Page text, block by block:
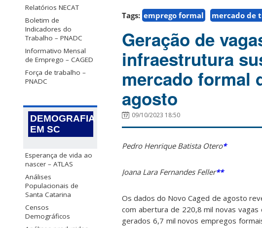
Relatórios NECAT
Boletim de
Indicadores do
Trabalho – PNADC
Informativo Mensal
de Emprego – CAGED
Força de trabalho –
PNADC
DEMOGRAFIA
EM SC
Esperança de vida ao
nascer – ATLAS
Análises
Populacionais de
Santa Catarina
Censos
Demográficos
Tags: emprego formal mercado de
Geração de
infraestrutura
mercado formal
agosto
09/10/2023 18:50
Pedro Henrique Batista Otero*
Joana Lara Fernandes Feller**
Os dados do Novo Caged de agosto
com abertura de 220,8 mil novas vagas
gerados 6,7 mil novos empregos